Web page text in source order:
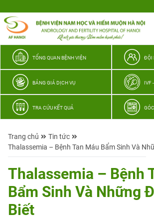
thương
TỔNG QUAN BỆNH VIỆN ĐỘI
BẢNG GIÁ DỊCH VỤ IVF
TRA CỨU KẾT QUẢ
Trang chủ
Tin tức
Thalassemia – Bệnh Tan Máu Bẩm Sinh Và
Thalassemia – Bệnh
Bẩm Sinh Và Những
Biết